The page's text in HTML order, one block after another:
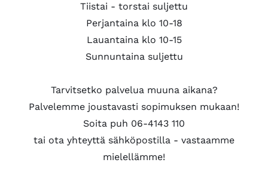
Tiistai - torstai suljettu
Perjantaina klo 10-18
Lauantaina klo 10-15
Sunnuntaina suljettu
Tarvitsetko palvelua muuna aikana?
Palvelemme joustavasti sopimuksen mukaan!
Soita puh 06-4143 110
tai ota yhteyttä sähköpostilla - vastaamme
mielellämme!